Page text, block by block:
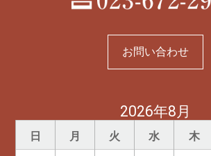
お問い合わせ
2026年8月
日 月 火 水 木